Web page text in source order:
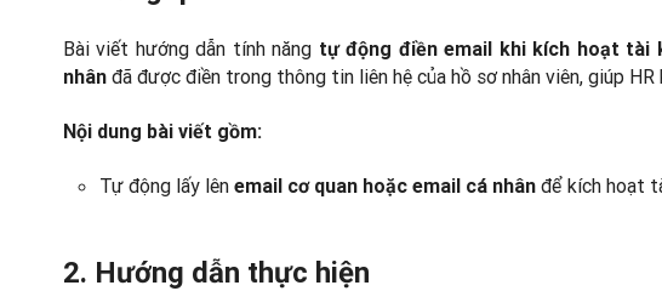
Bài viết hướng dẫn tính năng tự động điền email khi kích hoạt tài
nhân đã được điền trong thông tin liên hệ của hồ sơ nhân viên, giúp
Nội dung bài viết gồm:
Tự động lấy lên email cơ quan hoặc email cá nhân để kích hoạt
2. Hướng dẫn thực hiện